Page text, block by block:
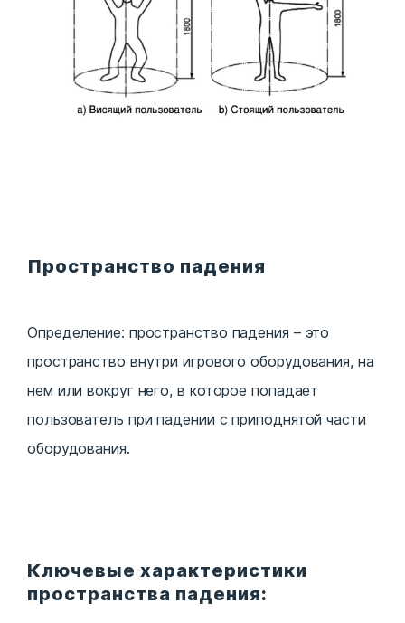
Пространство падения
Определение: пространство падения – это
пространство внутри игрового оборудования, на
нем или вокруг него, в которое попадает
пользователь при падении с приподнятой части
оборудования.
Ключевые характеристики
пространства падения: